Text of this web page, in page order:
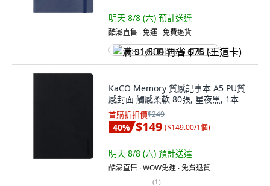
明天 8/8 (六) 預計送達
酷澎直售 ∙ 免運 ∙ 免費退貨
满 $1,500 再省 $75 (王道卡)
KaCO Memory 質感記事本 A5 PU質
感封面 觸感柔軟 80張, 星夜黑, 1本
首購折扣價$249
40% $149 ($149.00/1個)
明天 8/8 (六) 預計送達
酷澎直售 ∙ WOW免運 ∙ 免費退貨
(1)